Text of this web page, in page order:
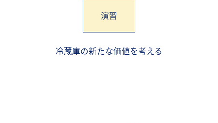
演習
冷蔵庫の新たな価値を考える